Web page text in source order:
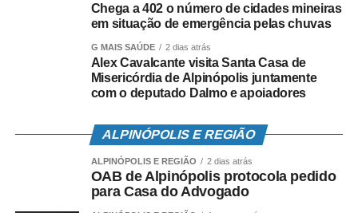
Chega a 402 o número de cidades mineiras
em situação de emergência pelas chuvas
G MAIS SAÚDE 2 dias atrás
Alex Cavalcante visita Santa Casa de
Misericórdia de Alpinópolis juntamente
com o deputado Dalmo e apoiadores
ALPINÓPOLIS E REGIÃO
ALPINÓPOLIS E REGIÃO 2 dias atrás
OAB de Alpinópolis protocola pedido
para Casa do Advogado